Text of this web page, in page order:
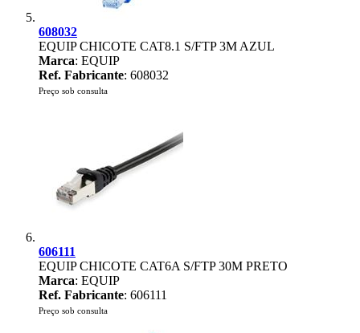
608032
EQUIP CHICOTE CAT8.1 S/FTP 3M AZUL
Marca: EQUIP
Ref. Fabricante: 608032
Preço sob consulta
606111
EQUIP CHICOTE CAT6A S/FTP 30M PRETO
Marca: EQUIP
Ref. Fabricante: 606111
Preço sob consulta